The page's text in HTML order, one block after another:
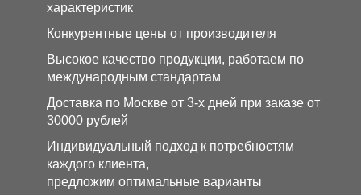
характеристик
Конкурентные цены от производителя
Высокое качество продукции, работаем по
международным стандартам
Доставка по Москве от 3-х дней при заказе от
30000 рублей
Индивидуальный подход к потребностям
каждого клиента,
предложим оптимальные варианты